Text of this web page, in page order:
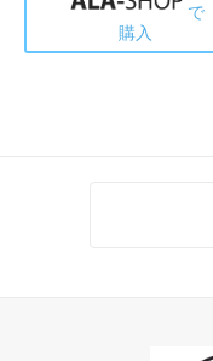
で
購入